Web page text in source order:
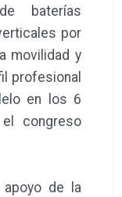
baterías
por
movilidad y
profesional
en los 6
congreso
de la